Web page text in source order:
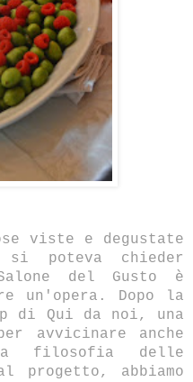
viste e degustate
poteva chieder
del Gusto è
un'opera. Dopo la
di Qui da noi, una
avvicinare anche
filosofia delle
progetto, abbiamo